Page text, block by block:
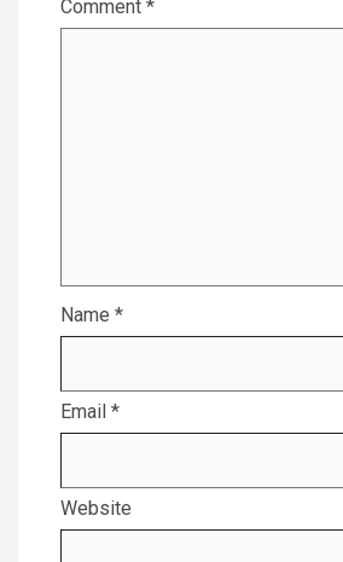
Comment *
Name *
Email *
Website